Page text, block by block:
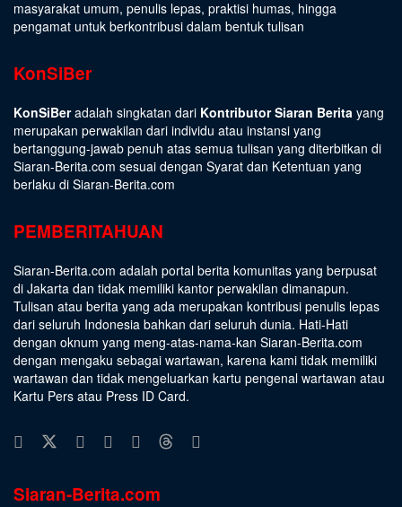
masyarakat umum, penulis lepas, praktisi humas, hingga
pengamat untuk berkontribusi dalam bentuk tulisan
KonSiBer
KonSiBeradalah singkatan dari Kontributor Siaran Berita yang
merupakan perwakilan dari individu atau instansi yang
bertanggung-jawab penuh atas semua tulisan yang diterbitkan di
Siaran-Berita.com sesuai dengan Syarat dan Ketentuan yang
berlaku di Siaran-Berita.com
PEMBERITAHUAN
Siaran-Berita.com adalah portal berita komunitas yang berpusat
di Jakarta dan tidak memiliki kantor perwakilan dimanapun.
Tulisan atau berita yang ada merupakan kontribusi penulis lepas
dari seluruh Indonesia bahkan dari seluruh dunia. Hati-Hati
dengan oknum yang meng-atas-nama-kan Siaran-Berita.com
dengan mengaku sebagai wartawan, karena kami tidak memiliki
wartawan dan tidak mengeluarkan kartu pengenal wartawan atau
Kartu Pers atau Press ID Card.
Siaran-Berita.com